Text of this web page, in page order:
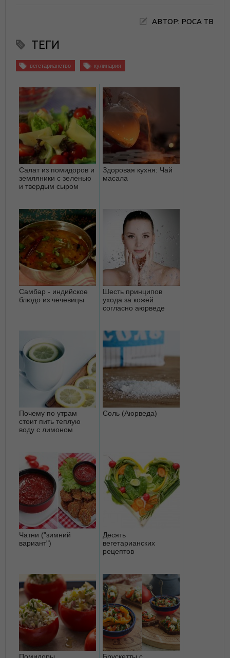
АВТОР: РОСА ТВ
ТЕГИ
вегетарианство кулинария
Салат из помидоров и
земляники с зеленью
и твердым сыром
Здоровая кухня: Чай
масала
Самбар - индийское
блюдо из чечевицы
Шесть принципов
ухода за кожей
согласно аюрведе
Почему по утрам
стоит пить теплую
воду с лимоном
Соль (Аюрведа)
Чатни ("зимний
вариант")
Десять
вегетарианских
рецептов
Помидоры,
Брускетты с